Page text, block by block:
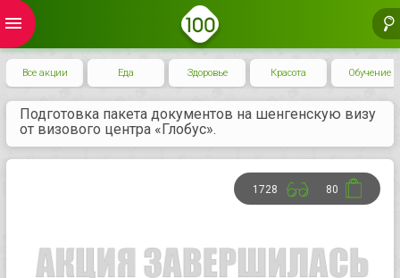
menu
Все акции Еда Здоровье Красота Обучение
Подготовка пакета документов на шенгенскую визу
от визового центра «Глобус».
1728 80